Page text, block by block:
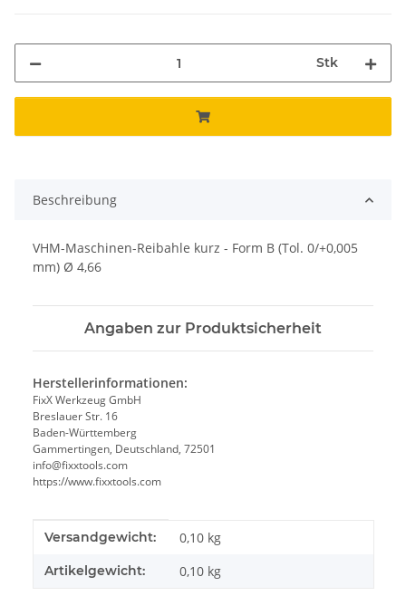
Stk
Beschreibung
VHM-Maschinen-Reibahle kurz - Form B (Tol. 0/+0,005
mm) Ø 4,66
Angaben zur Produktsicherheit
Herstellerinformationen:
FixX Werkzeug GmbH
Breslauer Str. 16
Baden-Württemberg
Gammertingen, Deutschland, 72501
info@fixxtools.com
https://www.fixxtools.com
Produkteigenschaft
Wert
Versandgewicht: 0,10 kg
Artikelgewicht: 0,10 kg